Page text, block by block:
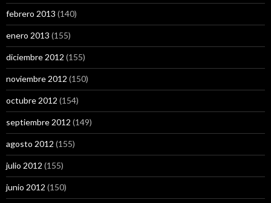
febrero 2013 (140)
enero 2013 (155)
diciembre 2012 (155)
noviembre 2012 (150)
octubre 2012 (154)
septiembre 2012 (149)
agosto 2012 (155)
julio 2012 (155)
junio 2012 (150)